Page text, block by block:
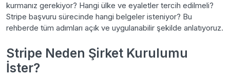
kurmanız gerekiyor? Hangi ülke ve eyaletler tercih edilmeli?
Stripe başvuru sürecinde hangi belgeler isteniyor? Bu
rehberde tüm adımları açık ve uygulanabilir şekilde anlatıyoruz.
Stripe Neden Şirket Kurulumu
İster?